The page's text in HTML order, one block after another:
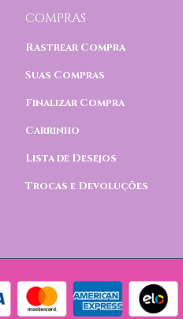
COMPRAS
Rastrear Compra
Suas Compras
Finalizar Compra
Carrinho
Lista de Desejos
Trocas e Devoluções